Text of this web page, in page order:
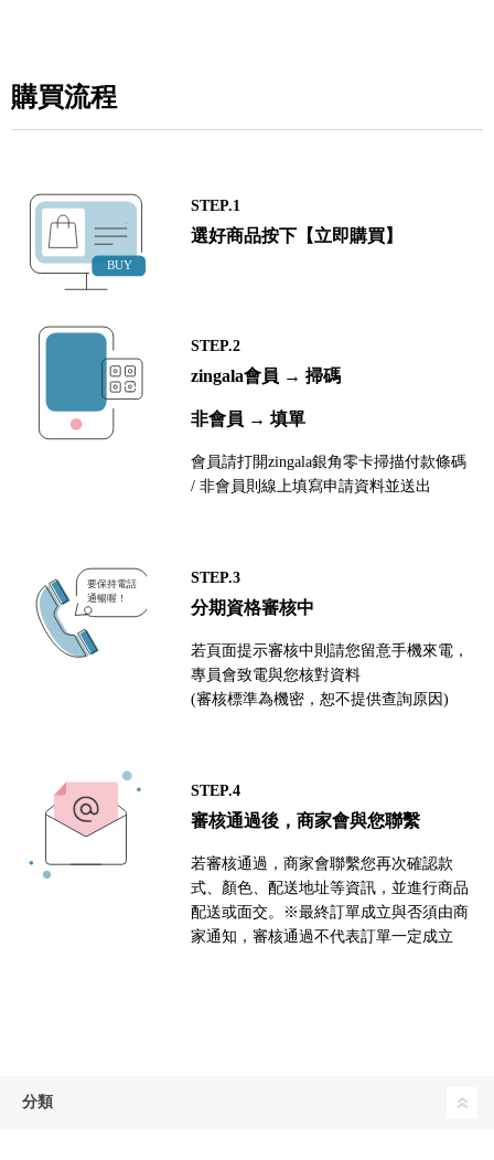
購買流程
STEP.1
選好商品按下【立即購買】
STEP.2
zingala會員 → 掃碼
非會員 → 填單
會員請打開zingala銀角零卡掃描付款條碼
/ 非會員則線上填寫申請資料並送出
STEP.3
分期資格審核中
若頁面提示審核中則請您留意手機來電，
專員會致電與您核對資料
(審核標準為機密，恕不提供查詢原因)
STEP.4
審核通過後，商家會與您聯繫
若審核通過，商家會聯繫您再次確認款
式、顏色、配送地址等資訊，並進行商品
配送或面交。※最終訂單成立與否須由商
家通知，審核通過不代表訂單一定成立
分類